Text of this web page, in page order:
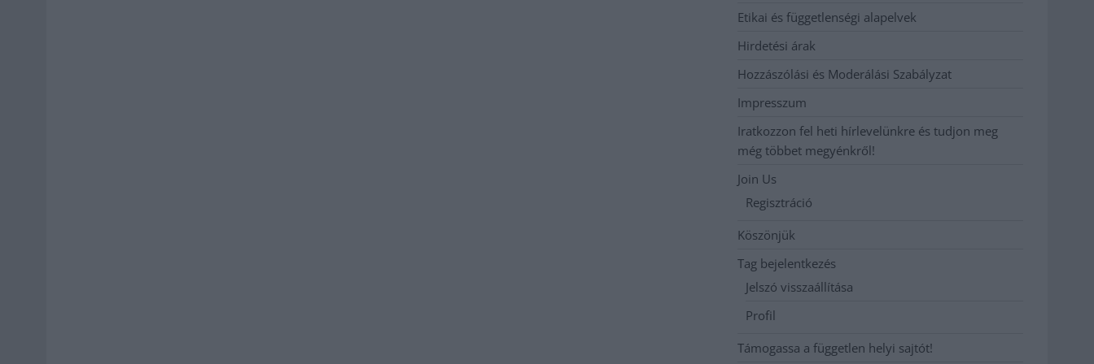
Etikai és függetlenségi alapelvek
Hirdetési árak
Hozzászólási és Moderálási Szabályzat
Impresszum
Iratkozzon fel heti hírlevelünkre és tudjon meg
még többet megyénkről!
Join Us
Regisztráció
Köszönjük
Tag bejelentkezés
Jelszó visszaállítása
Profil
Támogassa a független helyi sajtót!